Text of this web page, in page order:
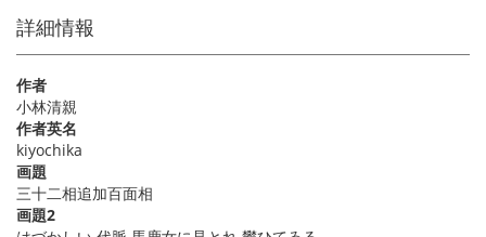
詳細情報
作者
小林清親
作者英名
kiyochika
画題
三十二相追加百面相
画題2